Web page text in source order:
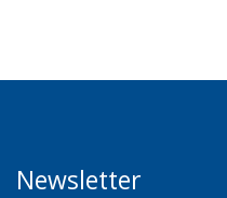
Newsletter